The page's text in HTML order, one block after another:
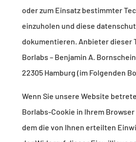
oder zum Einsatz bestimmter
einzuholen und diese
dokumentieren. Anbieter dieser
Borlabs – Benjamin A.
22305 Hamburg (im Folgenden
Wenn Sie unsere Website
Borlabs-Cookie in Ihrem
dem die von Ihnen erteilten